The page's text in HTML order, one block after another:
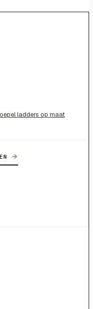
ladders op maat
→